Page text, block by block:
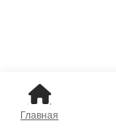
Главная